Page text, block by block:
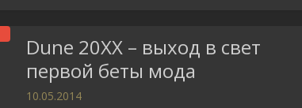
Dune 20XX – выход в свет
первой беты мода
10.05.2014